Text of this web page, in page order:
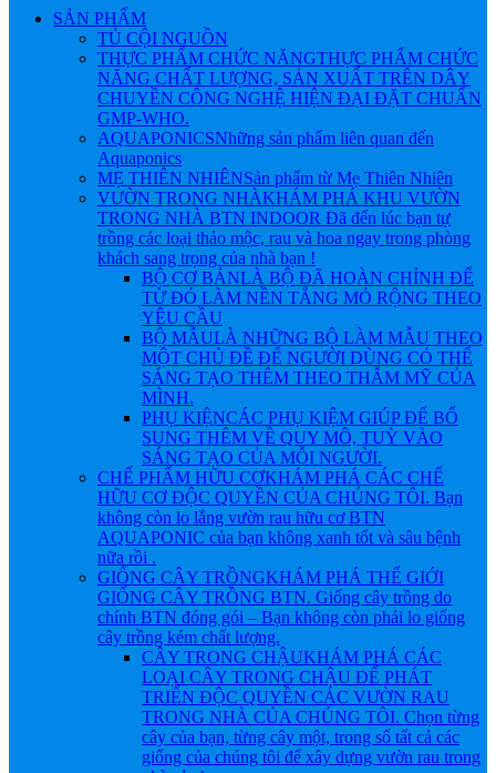
SẢN PHẨM
TỦ CỘI NGUỒN
THỰC PHẨM CHỨC NĂNGTHỰC PHẨM CHỨC
NĂNG CHẤT LƯỢNG, SẢN XUẤT TRÊN DÂY
CHUYỀN CÔNG NGHỆ HIỆN ĐẠI ĐẶT CHUẨN
GMP-WHO.
AQUAPONICSNhững sản phẩm liên quan đến
Aquaponics
MẸ THIÊN NHIÊNSản phẩm từ Mẹ Thiên Nhiên
VƯỜN TRONG NHÀKHÁM PHÁ KHU VƯỜN
TRONG NHÀ BTN INDOOR Đã đến lúc bạn tự
trồng các loại thảo mộc, rau và hoa ngay trong phòng
khách sang trọng của nhà bạn !
BỘ CƠ BẢNLÀ BỘ ĐÃ HOÀN CHỈNH ĐỂ
TỪ ĐÓ LÀM NỀN TẲNG MỎ RỘNG THEO
YÊU CẦU
BỘ MẪULÀ NHỮNG BỘ LÀM MẪU THEO
MỘT CHỦ ĐỀ ĐỂ NGƯỜI DÙNG CÓ THỂ
SÁNG TẠO THÊM THEO THẪM MỸ CỦA
MÌNH.
PHỤ KIỆNCÁC PHỤ KIỆM GIÚP ĐỂ BỔ
SUNG THÊM VỀ QUY MÔ, TUỲ VÀO
SÁNG TẠO CỦA MỖI NGƯỜI.
CHẾ PHẨM HỮU CƠKHÁM PHÁ CÁC CHẾ
HỮU CƠ ĐỘC QUYỀN CỦA CHÚNG TÔI. Bạn
không còn lo lắng vườn rau hữu cơ BTN
AQUAPONIC của bạn không xanh tốt và sâu bệnh
nữa rồi .
GIỐNG CÂY TRỒNGKHÁM PHÁ THẾ GIỚI
GIỐNG CÂY TRỒNG BTN. Giống cây trồng do
chính BTN đóng gói – Bạn không còn phải lo giống
cây trồng kém chất lượng.
CÂY TRONG CHẬUKHÁM PHÁ CÁC
LOẠI CÂY TRONG CHẬU ĐỂ PHÁT
TRIỂN ĐỘC QUYỀN CÁC VƯỜN RAU
TRONG NHÀ CỦA CHÚNG TÔI. Chọn từng
cây của bạn, từng cây một, trong số tất cả các
giống của chúng tôi để xây dựng vườn rau trong